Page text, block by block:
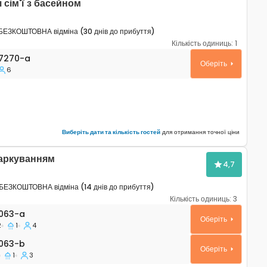
з басейном
відміна (30 днів до прибуття)
Кількість одиниць: 1
Умаг - Umag A-27270-a
a
6
Оберіть
Виберіть дати та кількість гостей для отримання точної ціни
4,7
БЕЗКОШТОВНА відміна (14 днів до прибуття)
Кількість одиниць: 3
Умаг - Umag A-7063-a
a
1 4
Оберіть
bb
1 3
Оберіть